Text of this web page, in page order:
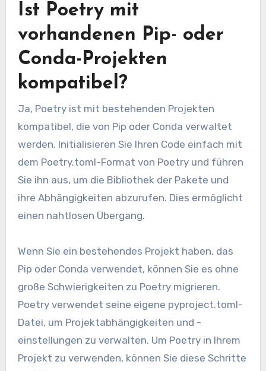
Ist Poetry mit
vorhandenen Pip- oder
Conda-Projekten
kompatibel?
Ja, Poetry ist mit bestehenden Projekten
kompatibel, die von Pip oder Conda verwaltet
werden. Initialisieren Sie Ihren Code einfach mit
dem Poetry.toml-Format von Poetry und führen
Sie ihn aus, um die Bibliothek der Pakete und
ihre Abhängigkeiten abzurufen. Dies ermöglicht
einen nahtlosen Übergang.
Wenn Sie ein bestehendes Projekt haben, das
Pip oder Conda verwendet, können Sie es ohne
große Schwierigkeiten zu Poetry migrieren.
Poetry verwendet seine eigene pyproject.toml-
Datei, um Projektabhängigkeiten und -
einstellungen zu verwalten. Um Poetry in Ihrem
Projekt zu verwenden, können Sie diese Schritte